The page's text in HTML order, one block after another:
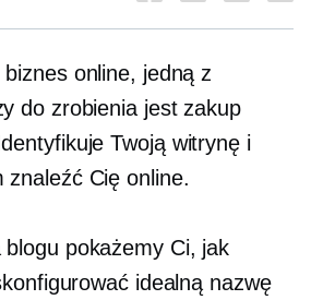
online, jedną z
do zrobienia jest zakup
Twoją witrynę i
znaleźć Cię online.
pokażemy Ci, jak
idealną nazwę